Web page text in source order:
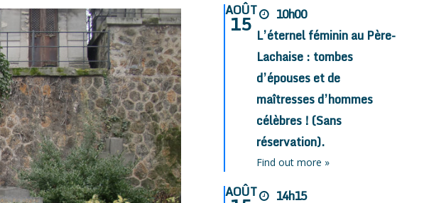
AOÛT
15
10h00
L’éternel féminin au Père-
Lachaise : tombes
d’épouses et de
maîtresses d’hommes
célèbres ! (Sans
réservation).
Find out more »
AOÛT
14h15